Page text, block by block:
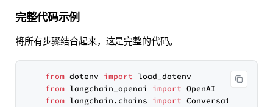
完整代码示例
将所有步骤结合起来，这是完整的代码。
from dotenv import load_dotenv
from langchain_openai import OpenAI
from langchain.chains import ConversationChain